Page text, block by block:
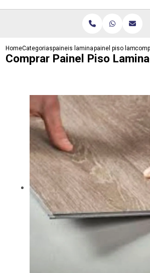
HomeCategoriaspaineis laminadospainel piso
Comprar Painel Piso